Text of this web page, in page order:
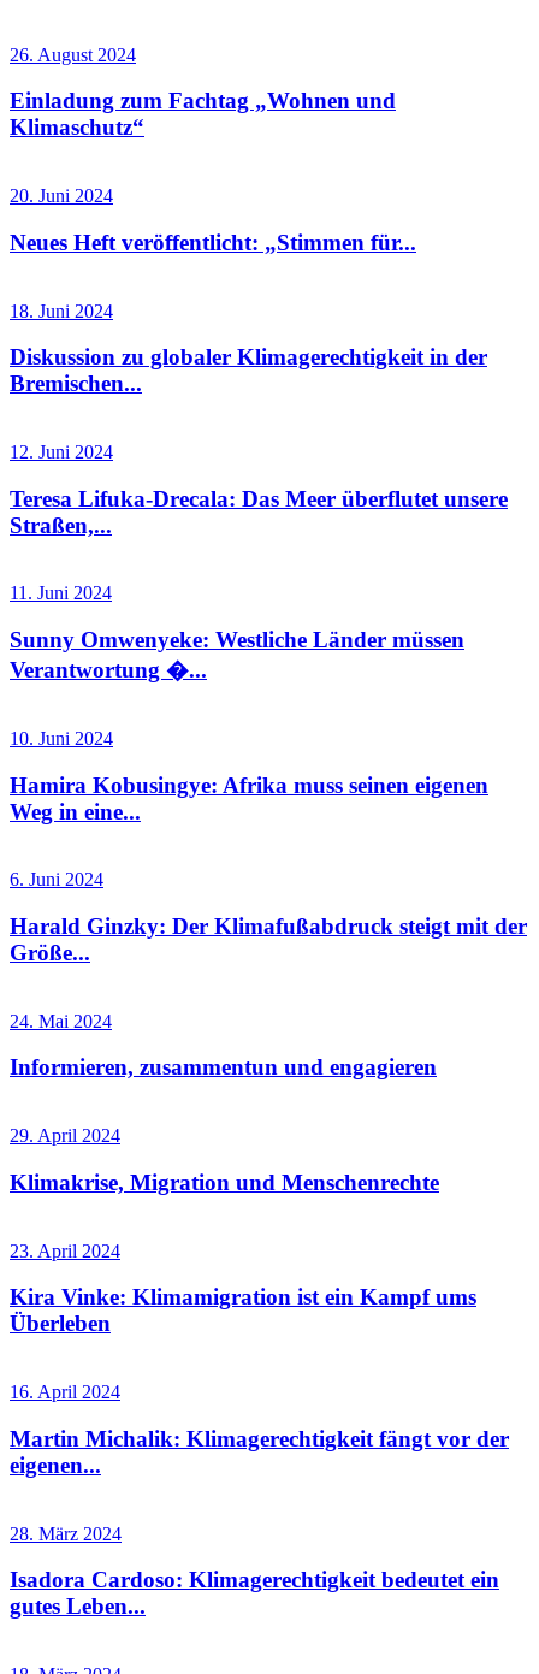
26. August 2024
Einladung zum Fachtag „Wohnen und
Klimaschutz“
20. Juni 2024
Neues Heft veröffentlicht: „Stimmen für...
18. Juni 2024
Diskussion zu globaler Klimagerechtigkeit in der
Bremischen...
12. Juni 2024
Teresa Lifuka-Drecala: Das Meer überflutet unsere
Straßen,...
11. Juni 2024
Sunny Omwenyeke: Westliche Länder müssen
Verantwortung �...
10. Juni 2024
Hamira Kobusingye: Afrika muss seinen eigenen
Weg in eine...
6. Juni 2024
Harald Ginzky: Der Klimafußabdruck steigt mit der
Größe...
24. Mai 2024
Informieren, zusammentun und engagieren
29. April 2024
Klimakrise, Migration und Menschenrechte
23. April 2024
Kira Vinke: Klimamigration ist ein Kampf ums
Überleben
16. April 2024
Martin Michalik: Klimagerechtigkeit fängt vor der
eigenen...
28. März 2024
Isadora Cardoso: Klimagerechtigkeit bedeutet ein
gutes Leben...